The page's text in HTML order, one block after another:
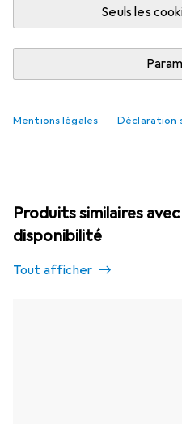
Seuls les
Mentions légales Déclaration
Livraison gratuite à partir de
Produits similaires
disponibilité
Tout afficher